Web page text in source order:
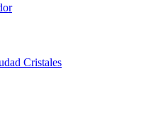
Cristales